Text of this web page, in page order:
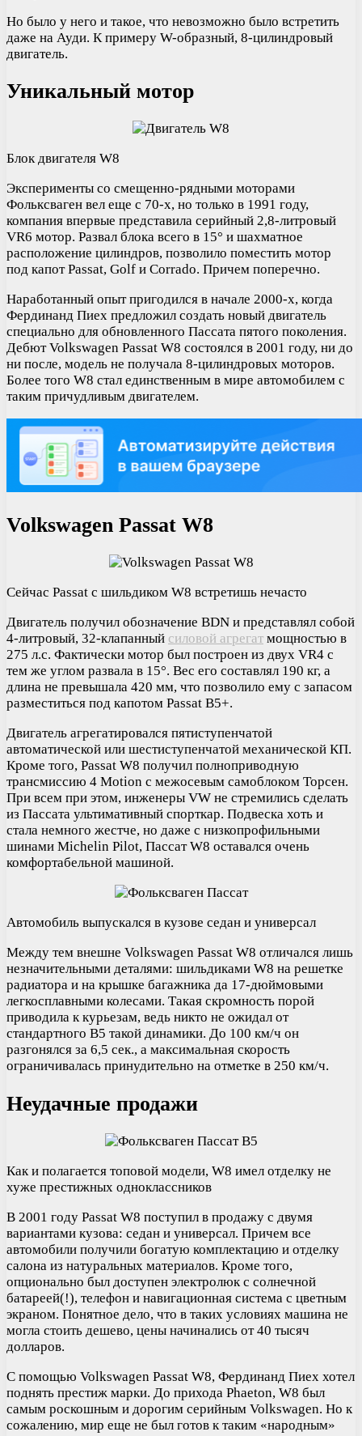
Но было у него и такое, что невозможно было встретить
даже на Ауди. К примеру W-образный, 8-цилиндровый
двигатель.
Уникальный мотор
Блок двигателя W8
Эксперименты со смещенно-рядными моторами
Фольксваген вел еще с 70-х, но только в 1991 году,
компания впервые представила серийный 2,8-литровый
VR6 мотор. Развал блока всего в 15° и шахматное
расположение цилиндров, позволило поместить мотор
под капот Passat, Golf и Corrado. Причем поперечно.
Наработанный опыт пригодился в начале 2000-х, когда
Фердинанд Пиех предложил создать новый двигатель
специально для обновленного Пассата пятого поколения.
Дебют Volkswagen Passat W8 состоялся в 2001 году, ни до
ни после, модель не получала 8-цилиндровых моторов.
Более того W8 стал единственным в мире автомобилем с
таким причудливым двигателем.
Volkswagen Passat W8
Сейчас Passat с шильдиком W8 встретишь нечасто
Двигатель получил обозначение BDN и представлял собой
4-литровый, 32-клапанный силовой агрегат мощностью в
275 л.с. Фактически мотор был построен из двух VR4 с
тем же углом развала в 15°. Вес его составлял 190 кг, а
длина не превышала 420 мм, что позволило ему с запасом
разместиться под капотом Passat B5+.
Двигатель агрегатировался пятиступенчатой
автоматической или шестиступенчатой механической КП.
Кроме того, Passat W8 получил полноприводную
трансмиссию 4 Motion с межосевым самоблоком Торсен.
При всем при этом, инженеры VW не стремились сделать
из Пассата ультимативный спорткар. Подвеска хоть и
стала немного жестче, но даже с низкопрофильными
шинами Michelin Pilot, Пассат W8 оставался очень
комфортабельной машиной.
Автомобиль выпускался в кузове седан и универсал
Между тем внешне Volkswagen Passat W8 отличался лишь
незначительными деталями: шильдиками W8 на решетке
радиатора и на крышке багажника да 17-дюймовыми
легкосплавными колесами. Такая скромность порой
приводила к курьезам, ведь никто не ожидал от
стандартного B5 такой динамики. До 100 км/ч он
разгонялся за 6,5 сек., а максимальная скорость
ограничивалась принудительно на отметке в 250 км/ч.
Неудачные продажи
Как и полагается топовой модели, W8 имел отделку не
хуже престижных одноклассников
В 2001 году Passat W8 поступил в продажу с двумя
вариантами кузова: седан и универсал. Причем все
автомобили получили богатую комплектацию и отделку
салона из натуральных материалов. Кроме того,
опционально был доступен электролюк с солнечной
батареей(!), телефон и навигационная система с цветным
экраном. Понятное дело, что в таких условиях машина не
могла стоить дешево, цены начинались от 40 тысяч
долларов.
С помощью Volkswagen Passat W8, Фердинанд Пиех хотел
поднять престиж марки. До прихода Phaeton, W8 был
самым роскошным и дорогим серийным Volkswagen. Но к
сожалению, мир еще не был готов к таким «народным»